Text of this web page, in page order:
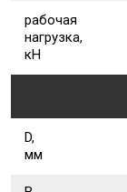
рабочая
нагрузка,
кН
D,
мм